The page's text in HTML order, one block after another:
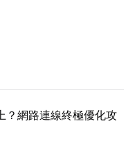
？網路連線終極優化攻